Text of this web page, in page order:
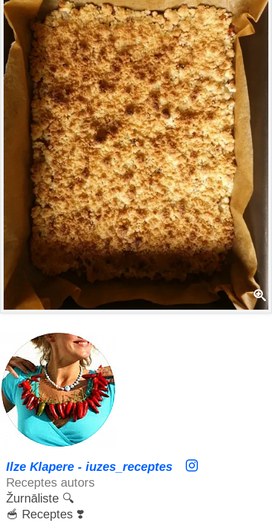
Ilze Klapere - iuzes_receptes
Receptes autors
Žurnāliste 🔍
🥣 Receptes ❣️